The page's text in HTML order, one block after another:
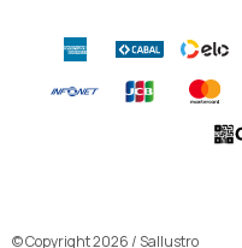
© Copyright 2026 / Sallustro